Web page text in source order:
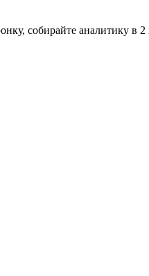
собирайте аналитику в 2